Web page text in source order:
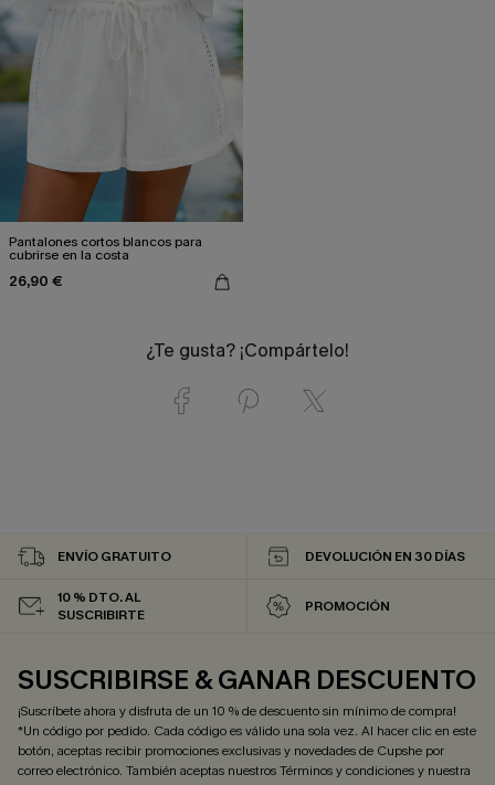
Pantalones cortos blancos para
cubrirse en la costa
26,90 €
¿Te gusta? ¡Compártelo!
ENVÍO GRATUITO DEVOLUCIÓN EN 30 DÍAS
10 % DTO. AL
SUSCRIBIRTE
PROMOCIÓN
SUSCRIBIRSE & GANAR DESCUENTO
¡Suscríbete ahora y disfruta de un 10 % de descuento sin mínimo de compra!
*Un código por pedido. Cada código es válido una sola vez. Al hacer clic en este
botón, aceptas recibir promociones exclusivas y novedades de Cupshe por
correo electrónico. También aceptas nuestrosTérminos y condicionesy nuestra